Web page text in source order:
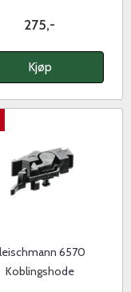
275,-
Kjøp
6570
Koblingshode